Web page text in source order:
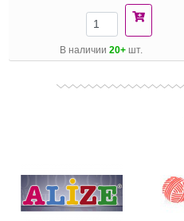
В наличии 20+ шт.